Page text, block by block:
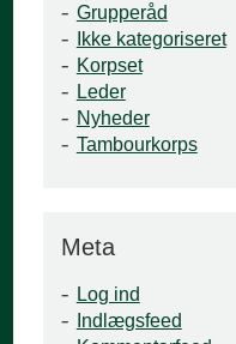
Grupperåd
Ikke kategoriseret
Korpset
Leder
Nyheder
Tambourkorps
Meta
Log ind
Indlægsfeed